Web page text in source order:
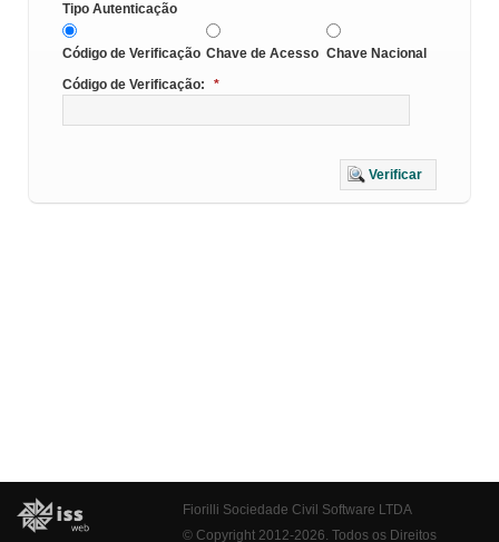
Tipo Autenticação
Código de Verificação Chave de Acesso Chave Nacional
Código de Verificação:
*
Verificar
Fiorilli Sociedade Civil Software LTDA
© Copyright 2012-2026. Todos os Direitos